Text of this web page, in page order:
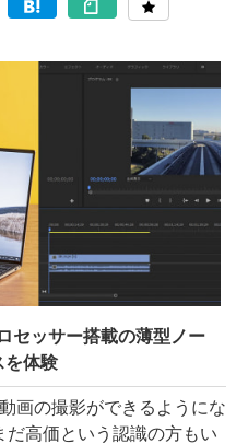
セッサー搭載の薄型ノー
を体験
画の撮影ができるようにな
だ高価という認識の方もい